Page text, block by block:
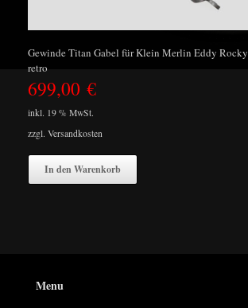
Gewinde Titan Gabel für Klein Merlin Eddy Rocky
retro
699,00 €
inkl. 19 % MwSt.
zzgl. Versandkosten
In den Warenkorb
Menu